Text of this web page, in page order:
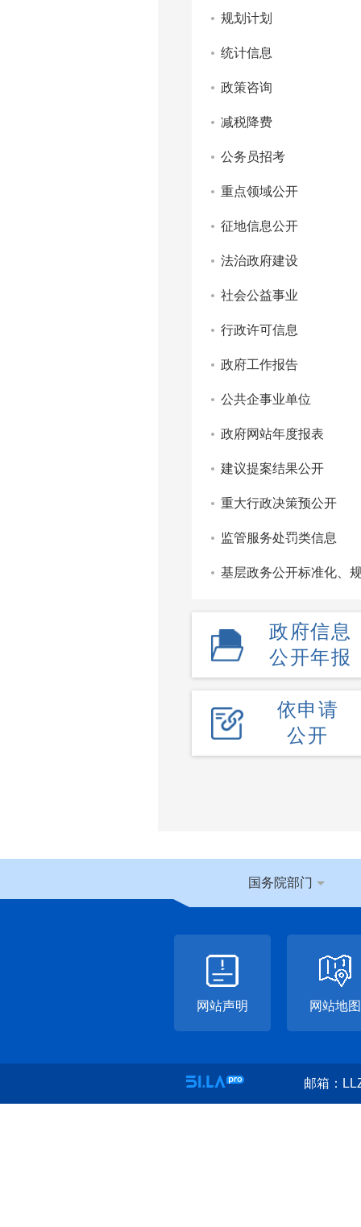
规划计划
统计信息
政策咨询
减税降费
公务员招考
重点领域公开
征地信息公开
法治政府建设
社会公益事业
行政许可信息
政府工作报告
公共企事业单位
政府网站年度报表
建议提案结果公开
重大行政决策预公开
监管服务处罚类信息
基层政务公开标准化、
政府信息
公开年报
依申请
公开
国务院部门
网站声明 网站地图
邮箱：